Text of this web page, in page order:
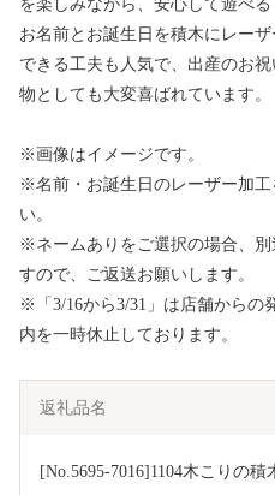
を楽しみながら、安心して遊べる
お名前とお誕生日を積木にレー
できる工夫も人気で、出産のお
物としても大変喜ばれています。
※画像はイメージです。
※名前・お誕生日のレーザー加
い。
※ネームありをご選択の場合、
すので、ご返送お願いします。
※「3/16から3/31」は店舗からの
内を一時休止しております。
返礼品名
[No.5695-7016]1104木こりの積